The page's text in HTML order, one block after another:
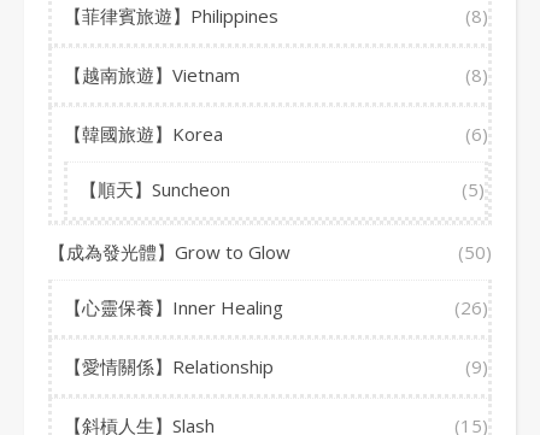
【菲律賓旅遊】Philippines (8)
【越南旅遊】Vietnam (8)
【韓國旅遊】Korea (6)
【順天】Suncheon (5)
【成為發光體】Grow to Glow (50)
【心靈保養】Inner Healing (26)
【愛情關係】Relationship (9)
【斜槓人生】Slash (15)